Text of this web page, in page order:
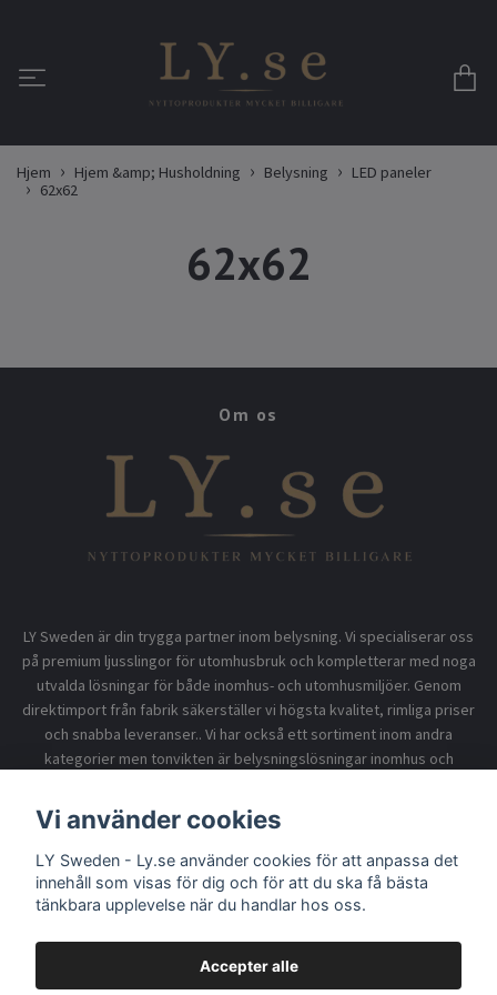
Hjem Hjem &amp; Husholdning Belysning
LED paneler
62x62
62x62
Om os
LY Sweden är din trygga partner inom belysning. Vi specialiserar oss
på premium ljusslingor för utomhusbruk och kompletterar med noga
utvalda lösningar för både inomhus- och utomhusmiljöer. Genom
direktimport från fabrik säkerställer vi högsta kvalitet, rimliga priser
och snabba leveranser.. Vi har också ett sortiment inom andra
kategorier men tonvikten är belysningslösningar inomhus och
Information
Vi använder cookies
LY Sweden - Ly.se använder cookies för att anpassa det
innehåll som visas för dig och för att du ska få bästa
tänkbara upplevelse när du handlar hos oss.
Accepter alle